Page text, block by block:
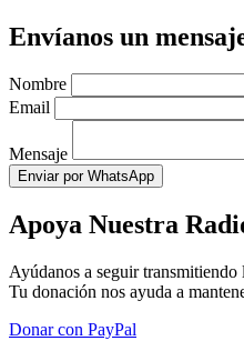
Envíanos un
Nombre
Email
Mensaje
Enviar por WhatsApp
Apoya Nuestra
Ayúdanos a seguir
Tu donación nos ayuda a
Donar con PayPal